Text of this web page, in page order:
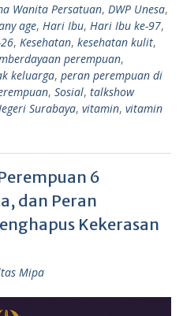
Wanita Persatuan, DWP Unesa,
age, Hari Ibu, Hari Ibu ke-97,
, Kesehatan, kesehatan kulit,
perempuan,
keluarga, peran perempuan di
, Sosial, talkshow
Surabaya, vitamin, vitamin
6
dan Peran
Kekerasan
Mipa